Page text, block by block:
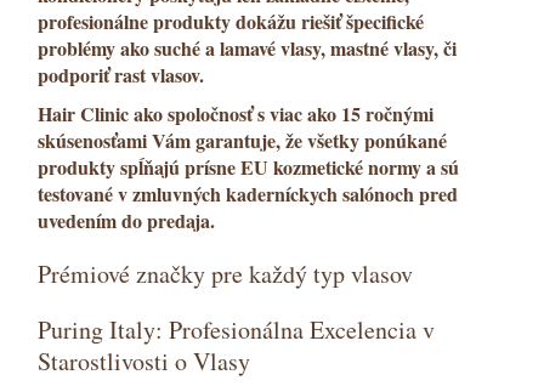
profesionálne produkty dokážu riešiť špecifické
problémy akosuché a lamavé vlasy,mastné vlasy, či
podporiťrast vlasov.
Hair Clinicakospoločnosť s viac ako 15 ročnými
skúsenosťamiVám garantuje, že všetky ponúkané
produkty spĺňajú prísneEU kozmetické normya sú
testované v zmluvných kaderníckych salónoch pred
uvedením do predaja.
Prémiové značky pre každý typ vlasov
Puring Italy: Profesionálna Excelencia v
Starostlivosti o Vlasy